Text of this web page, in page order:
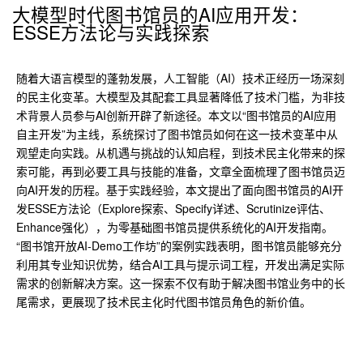
大模型时代图书馆员的AI应用开发：
ESSE方法论与实践探索
随着大语言模型的蓬勃发展，人工智能（AI）技术正经历一场深刻
的民主化变革。大模型及其配套工具显著降低了技术门槛，为非技
术背景人员参与AI创新开辟了新途径。本文以“图书馆员的AI应用
自主开发”为主线，系统探讨了图书馆员如何在这一技术变革中从
观望走向实践。从机遇与挑战的认知启程，到技术民主化带来的探
索可能，再到必要工具与技能的准备，文章全面梳理了图书馆员迈
向AI开发的历程。基于实践经验，本文提出了面向图书馆员的AI开
发ESSE方法论（Explore探索、Specify详述、Scrutinize评估、
Enhance强化），为零基础图书馆员提供系统化的AI开发指南。
“图书馆开放AI-Demo工作坊”的案例实践表明，图书馆员能够充分
利用其专业知识优势，结合AI工具与提示词工程，开发出满足实际
需求的创新解决方案。这一探索不仅有助于解决图书馆业务中的长
尾需求，更展现了技术民主化时代图书馆员角色的新价值。